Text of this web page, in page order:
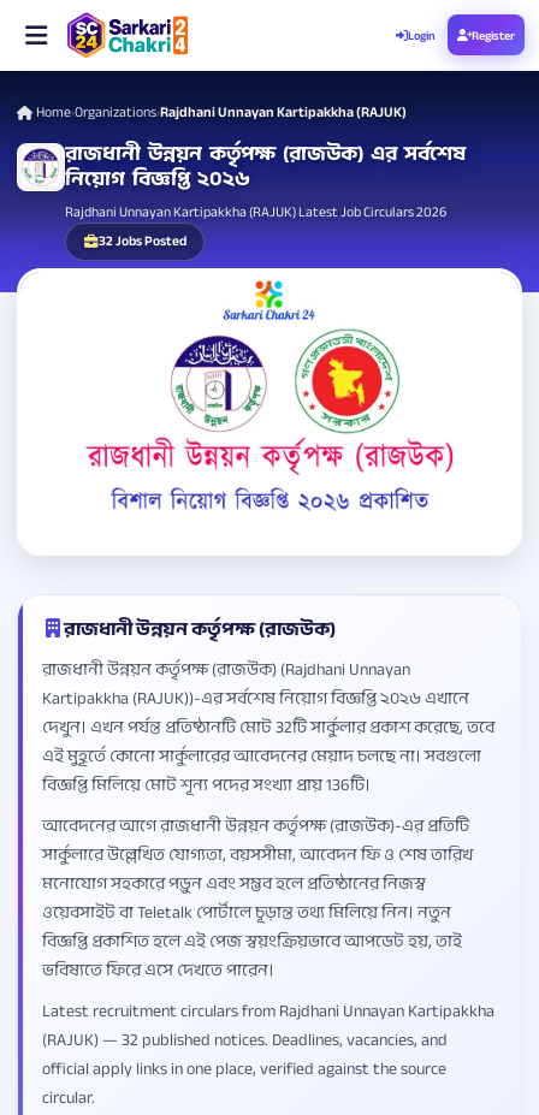
Login Register
Home›Organizations›Rajdhani Unnayan Kartipakkha (RAJUK)
রাজধানী উন্নয়ন কর্তৃপক্ষ (রাজউক) এর সর্বশেষ
নিয়োগ বিজ্ঞপ্তি ২০২৬
Rajdhani Unnayan Kartipakkha (RAJUK) Latest Job Circulars 2026
32 Jobs Posted
রাজধানী উন্নয়ন কর্তৃপক্ষ (রাজউক)
রাজধানী উন্নয়ন কর্তৃপক্ষ (রাজউক) (Rajdhani Unnayan
Kartipakkha (RAJUK))-এর সর্বশেষ নিয়োগ বিজ্ঞপ্তি ২০২৬ এখানে
দেখুন। এখন পর্যন্ত প্রতিষ্ঠানটি মোট 32টি সার্কুলার প্রকাশ করেছে, তবে
এই মুহূর্তে কোনো সার্কুলারের আবেদনের মেয়াদ চলছে না। সবগুলো
বিজ্ঞপ্তি মিলিয়ে মোট শূন্য পদের সংখ্যা প্রায় 136টি।
আবেদনের আগে রাজধানী উন্নয়ন কর্তৃপক্ষ (রাজউক)-এর প্রতিটি
সার্কুলারে উল্লেখিত যোগ্যতা, বয়সসীমা, আবেদন ফি ও শেষ তারিখ
মনোযোগ সহকারে পড়ুন এবং সম্ভব হলে প্রতিষ্ঠানের নিজস্ব
ওয়েবসাইট বা Teletalk পোর্টালে চূড়ান্ত তথ্য মিলিয়ে নিন। নতুন
বিজ্ঞপ্তি প্রকাশিত হলে এই পেজ স্বয়ংক্রিয়ভাবে আপডেট হয়, তাই
ভবিষ্যতে ফিরে এসে দেখতে পারেন।
Latest recruitment circulars from Rajdhani Unnayan Kartipakkha
(RAJUK) — 32 published notices. Deadlines, vacancies, and
official apply links in one place, verified against the source
circular.